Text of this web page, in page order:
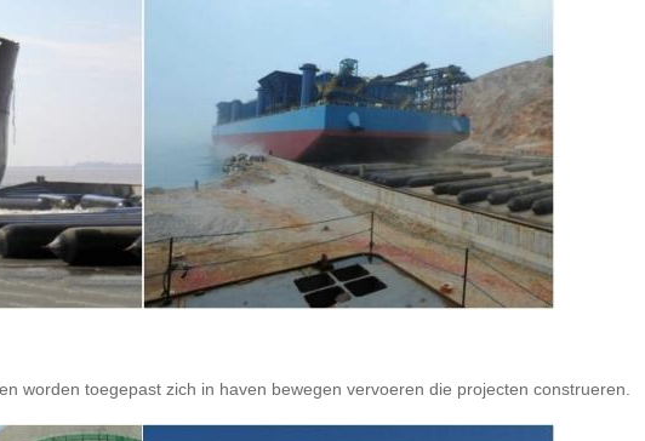
worden toegepast zich in haven bewegen vervoeren die projecten construeren.